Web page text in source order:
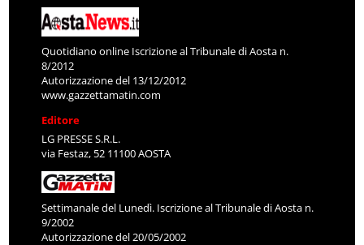
Quotidiano online Iscrizione al Tribunale di Aosta n.
8/2012
Autorizzazione del 13/12/2012
www.gazzettamatin.com
Editore
LG PRESSE S.R.L.
via Festaz, 52 11100 AOSTA
Settimanale del Lunedì. Iscrizione al Tribunale di Aosta n.
9/2002
Autorizzazione del 20/05/2002